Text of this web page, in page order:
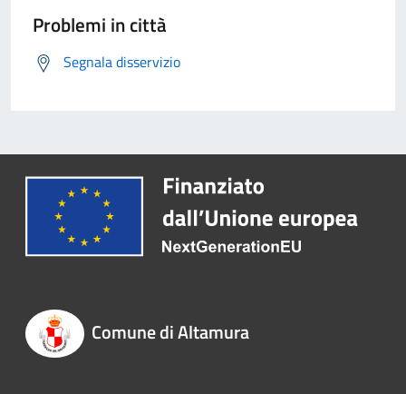
Problemi in città
Segnala disservizio
Comune di Altamura